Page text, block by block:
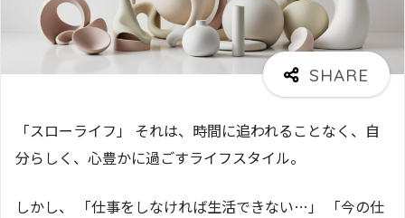
「スローライフ」 それは、時間に追われることなく、自
分らしく、心豊かに過ごすライフスタイル。
しかし、 「仕事をしなければ生活できない…」 「今の仕